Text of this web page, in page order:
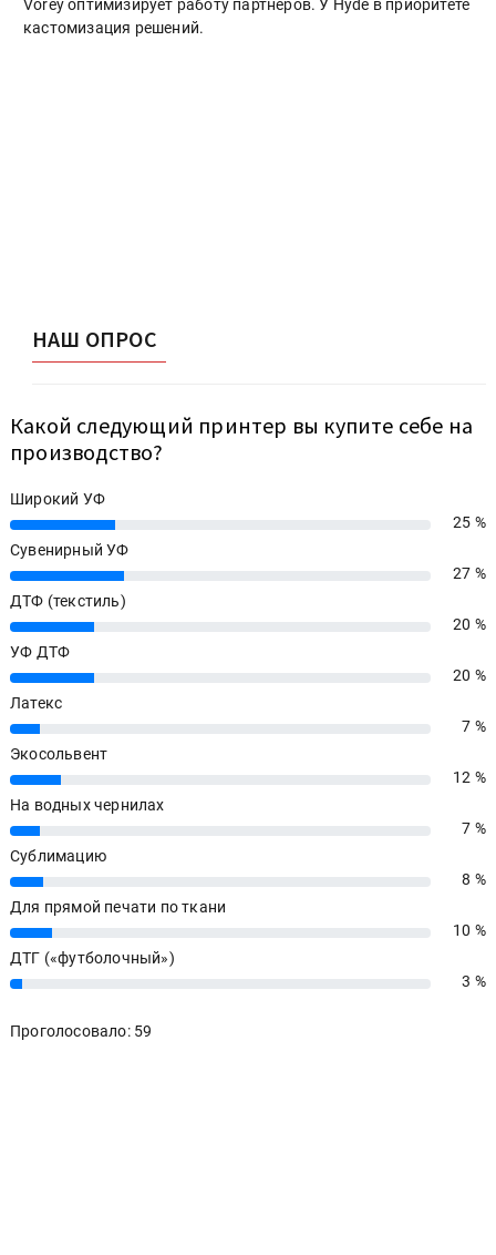
Vorey оптимизирует работу партнеров. У Hyde в приоритете
кастомизация решений.
НАШ ОПРОС
Какой следующий принтер вы купите себе на
производство?
Широкий УФ
25%
25 %
Сувенирный УФ
27%
27 %
ДТФ (текстиль)
20%
20 %
УФ ДТФ
20%
20 %
Латекс
7%
7 %
Экосольвент
12%
12 %
На водных чернилах
7%
7 %
Сублимацию
8%
8 %
Для прямой печати по ткани
10%
10 %
ДТГ («футболочный»)
3% 3 %
Проголосовало: 59